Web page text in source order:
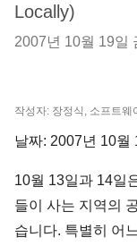
Locally)
2007년 10월 19일
작성자: 장정식, 소프트
날짜: 2007년 10월
10월 13일과 14일
들이 사는 지역의
습니다. 특별히 어